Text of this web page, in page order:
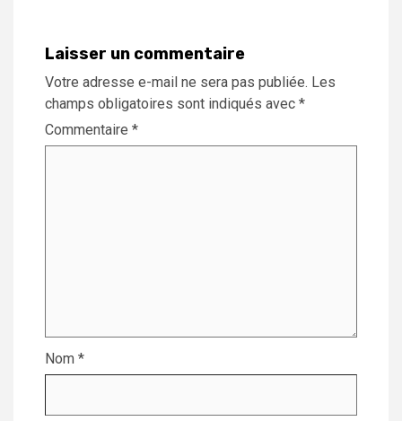
Laisser un commentaire
Votre adresse e-mail ne sera pas publiée. Les
champs obligatoires sont indiqués avec *
Commentaire *
Nom *